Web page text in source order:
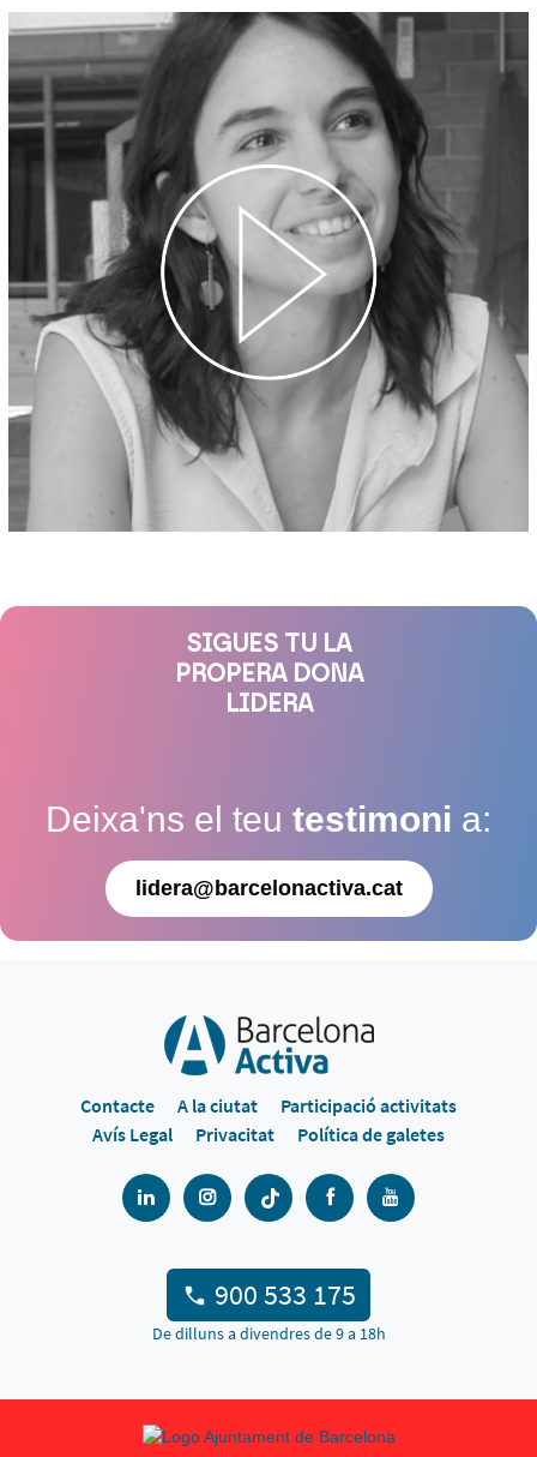
SIGUES TU LA
PROPERA DONA
LIDERA
Deixa'ns el teu testimoni a:
lidera@barcelonactiva.cat
Contacte A la ciutat
Participació activitats
Avís Legal
Privacitat Política de galetes
900 533 175
De dilluns a divendres de 9 a 18h